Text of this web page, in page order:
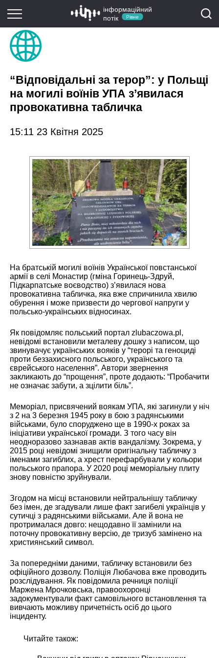
інформаційний
потік
Рівне
“Відповідальні за терор”: у Польщі
на могилі воїнів УПА з’явилася
провокативна табличка
15:11 23 Квітня 2025
На братській могилі воїнів Української повстанської
армії в селі Монастир (гміна Горинець-Здруй,
Підкарпатське воєводство) з’явилася нова
провокативна табличка, яка вже спричинила хвилю
обурення і може призвести до чергової напруги у
польсько-українських відносинах.
Як повідомляє польський портал zlubaczowa.pl,
невідомі встановили металеву дошку з написом, що
звинувачує українських вояків у “терорі та геноциді
проти беззахисного польського, українського та
єврейського населення”. Автори звернення
закликають до “прощення”, проте додають: “Пробачити
не означає забути, а зцілити біль”.
Меморіал, присвячений воякам УПА, які загинули у ніч
з 2 на 3 березня 1945 року в бою з радянськими
військами, було споруджено ще в 1990-х роках за
ініціативи української громади. З того часу він
неодноразово зазнавав актів вандалізму. Зокрема, у
2015 році невідомі знищили оригінальну табличку з
іменами загиблих, а хрест перефарбували у кольори
польського прапора. У 2020 році меморіальну плиту
знову повністю зруйнували.
Згодом на місці встановили нейтральнішу табличку
без імен, де згадували лише факт загибелі українців у
сутичці з радянськими військами. Але й вона не
протрималася довго: нещодавно її замінили на
поточну провокативну версію, де тризуб замінено на
християнський символ.
За попередніми даними, табличку встановили без
офіційного дозволу. Поліція Любачова вже проводить
розслідування. Як повідомила речниця поліції
Маржена Мрочковська, правоохоронці
задокументували факт самовільного встановлення та
вивчають можливу причетність осіб до цього
інциденту.
Читайте також: